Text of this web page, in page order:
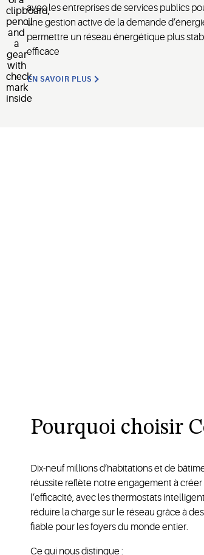
avec les entreprises de services publics
une gestion active de la demande
permettre un réseau énergétique plus
efficace
EN SAVOIR PLUS
Pourquoi choisir
Dix-neuf millions d’habitations et de
réussite reflète notre engagement à
l’efficacité, avec les thermostats
réduire la charge sur le réseau grâce à
fiable pour les foyers du monde entier.
Ce qui nous distingue :